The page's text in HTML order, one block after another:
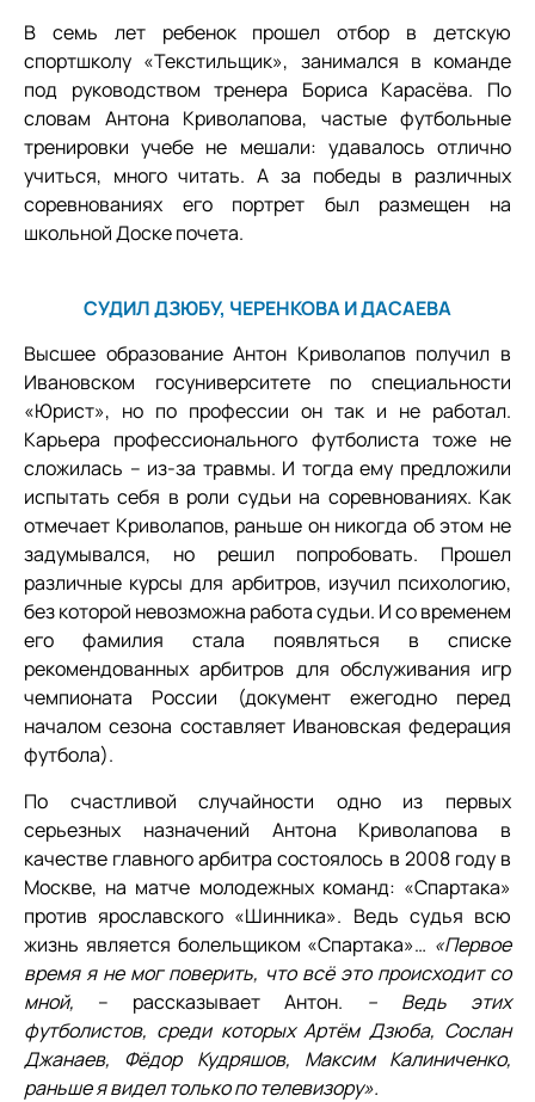
В семь лет ребенок прошел отбор в детскую
спортшколу «Текстильщик», занимался в команде
под руководством тренера Бориса Карасёва. По
словам Антона Криволапова, частые футбольные
тренировки учебе не мешали: удавалось отлично
учиться, много читать. А за победы в различных
соревнованиях его портрет был размещен на
школьной Доске почета.
СУДИЛ ДЗЮБУ, ЧЕРЕНКОВА И ДАСАЕВА
Высшее образование Антон Криволапов получил в
Ивановском госуниверситете по специальности
«Юрист», но по профессии он так и не работал.
Карьера профессионального футболиста тоже не
сложилась – из-за травмы. И тогда ему предложили
испытать себя в роли судьи на соревнованиях. Как
отмечает Криволапов, раньше он никогда об этом не
задумывался, но решил попробовать. Прошел
различные курсы для арбитров, изучил психологию,
без которой невозможна работа судьи. И со временем
его фамилия стала появляться в списке
рекомендованных арбитров для обслуживания игр
чемпионата России (документ ежегодно перед
началом сезона составляет Ивановская федерация
футбола).
По счастливой случайности одно из первых
серьезных назначений Антона Криволапова в
качестве главного арбитра состоялось в 2008 году в
Москве, на матче молодежных команд: «Спартака»
против ярославского «Шинника». Ведь судья всю
жизнь является болельщиком «Спартака»… «Первое
время я не мог поверить, что всё это происходит со
мной, – рассказывает Антон. – Ведь этих
футболистов, среди которых Артём Дзюба, Сослан
Джанаев, Фёдор Кудряшов, Максим Калиниченко,
раньше я видел только по телевизору».